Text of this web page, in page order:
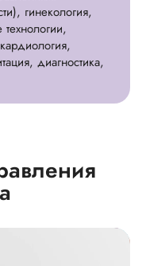
гинекология,
диагностика,